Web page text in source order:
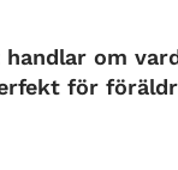
om
för